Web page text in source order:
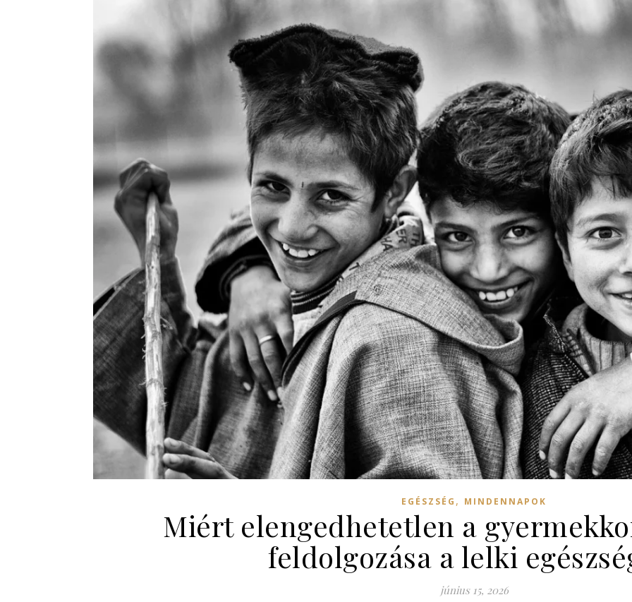
EGÉSZSÉG , MINDENNAPOK
Miért elengedhetetlen a
feldolgozása a lelki
június 15, 2026